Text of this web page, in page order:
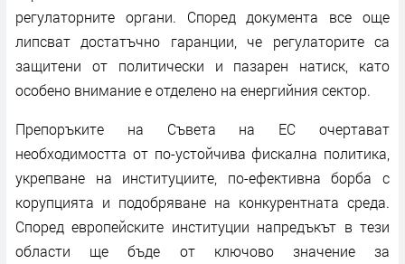
регулаторните органи. Според документа все още
липсват достатъчно гаранции, че регулаторите са
защитени от политически и пазарен натиск, като
особено внимание е отделено на енергийния сектор.
Препоръките на Съвета на ЕС очертават
необходимостта от по-устойчива фискална политика,
укрепване на институциите, по-ефективна борба с
корупцията и подобряване на конкурентната среда.
Според европейските институции напредъкът в тези
области ще бъде от ключово значение за